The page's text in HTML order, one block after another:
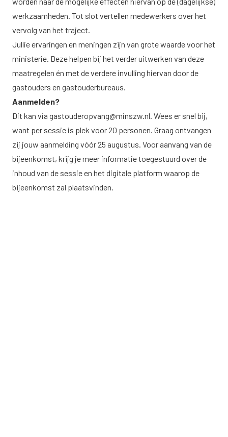
werkzaamheden. Tot slot vertellen medewerkers over het
vervolg van het traject.
Jullie ervaringen en meningen zijn van grote waarde voor het
ministerie. Deze helpen bij het verder uitwerken van deze
maatregelen én met de verdere invulling hiervan door de
gastouders en gastouderbureaus.
Aanmelden?
Dit kan via gastouderopvang@minszw.nl . Wees er snel bij,
want per sessie is plek voor 20 personen. Graag ontvangen
zij jouw aanmelding vóór 25 augustus. Voor aanvang van de
bijeenkomst, krijg je meer informatie toegestuurd over de
inhoud van de sessie en het digitale platform waarop de
bijeenkomst zal plaatsvinden.